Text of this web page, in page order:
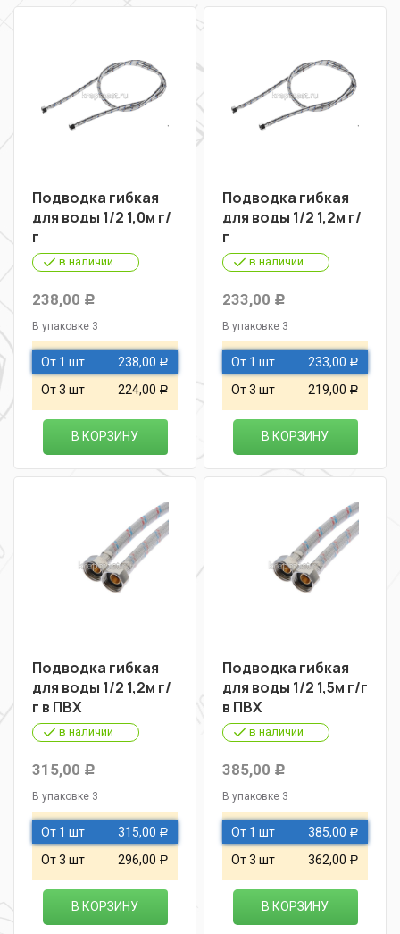
Подводка гибкая
для воды 1/2 1,0м г/
г
в наличии
238,00 Р
В упаковке 3
От 1 шт 238,00 Р
От 3 шт 224,00 Р
В КОРЗИНУ
Подводка гибкая
для воды 1/2 1,2м г/
г
в наличии
233,00 Р
В упаковке 3
От 1 шт 233,00 Р
От 3 шт 219,00 Р
В КОРЗИНУ
Подводка гибкая
для воды 1/2 1,2м г/
г в ПВХ
в наличии
315,00 Р
В упаковке 3
От 1 шт 315,00 Р
От 3 шт 296,00 Р
В КОРЗИНУ
Подводка гибкая
для воды 1/2 1,5м г/г
в ПВХ
в наличии
385,00 Р
В упаковке 3
От 1 шт 385,00 Р
От 3 шт 362,00 Р
В КОРЗИНУ